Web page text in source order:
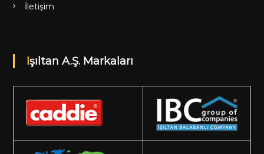
İletişim
Işıltan A.Ş. Markaları